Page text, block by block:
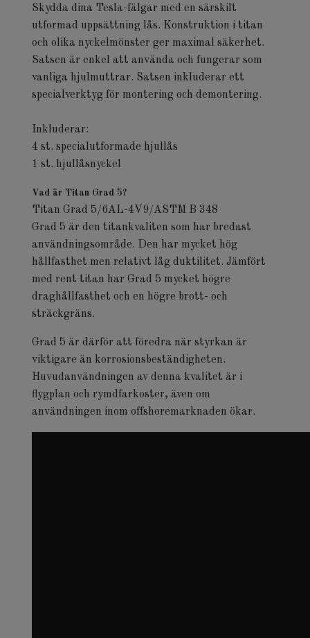
Skydda dina Tesla-fälgar med en särskilt
utformad uppsättning lås. Konstruktion i titan
och olika nyckelmönster ger maximal säkerhet.
Satsen är enkel att använda och fungerar som
vanliga hjulmuttrar. Satsen inkluderar ett
specialverktyg för montering och demontering.
Inkluderar:
4 st. specialutformade hjullås
1 st. hjullåsnyckel
Vad är Titan Grad 5?
Titan Grad 5/6AL-4V9/ASTM B 348
Grad 5 är den titankvaliten som har bredast
användningsområde. Den har mycket hög
hållfasthet men relativt låg duktilitet. Jämfört
med rent titan har Grad 5 mycket högre
draghållfasthet och en högre brott- och
sträckgräns.
Grad 5 är därför att föredra när styrkan är
viktigare än korrosionsbeständigheten.
Huvudanvändningen av denna kvalitet är i
flygplan och rymdfarkoster, även om
användningen inom offshoremarknaden ökar.